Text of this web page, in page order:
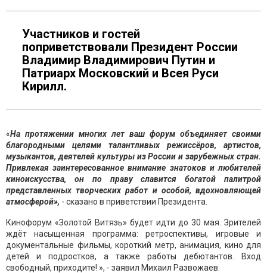
Участников и гостей
поприветствовали Президент России
Владимир Владимирович Путин и
Патриарх Московский и Всея Руси
Кирилл.
«На протяжении многих лет ваш форум объединяет своими
благородными целями талантливых режиссёров, артистов,
музыкантов, деятелей культуры из России и зарубежных стран.
Привлекая заинтересованное внимание знатоков и любителей
киноискусства, он по праву славится богатой палитрой
представленных творческих работ и особой, вдохновляющей
атмосферой», - сказано в приветствии Президента.
Кинофорум «Золотой Витязь» будет идти до 30 мая. Зрителей
ждёт насыщенная программа: ретроспективы, игровые и
документальные фильмы, короткий метр, анимация, кино для
детей и подростков, а также работы дебютантов. Вход
свободный, приходите! », - заявил Михаил Развожаев.